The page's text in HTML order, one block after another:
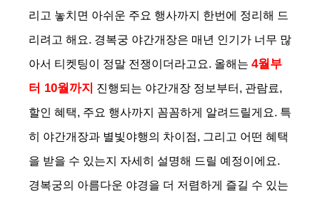
리고 놓치면 아쉬운 주요 행사까지 한번에 정리해 드
리려고 해요. 경복궁 야간개장은 매년 인기가 너무 많
아서 티켓팅이 정말 전쟁이더라고요. 올해는 4월부
터 10월까지 진행되는 야간개장 정보부터, 관람료,
할인 혜택, 주요 행사까지 꼼꼼하게 알려드릴게요. 특
히 야간개장과 별빛야행의 차이점, 그리고 어떤 혜택
을 받을 수 있는지 자세히 설명해 드릴 예정이에요.
경복궁의 아름다운 야경을 더 저렴하게 즐길 수 있는